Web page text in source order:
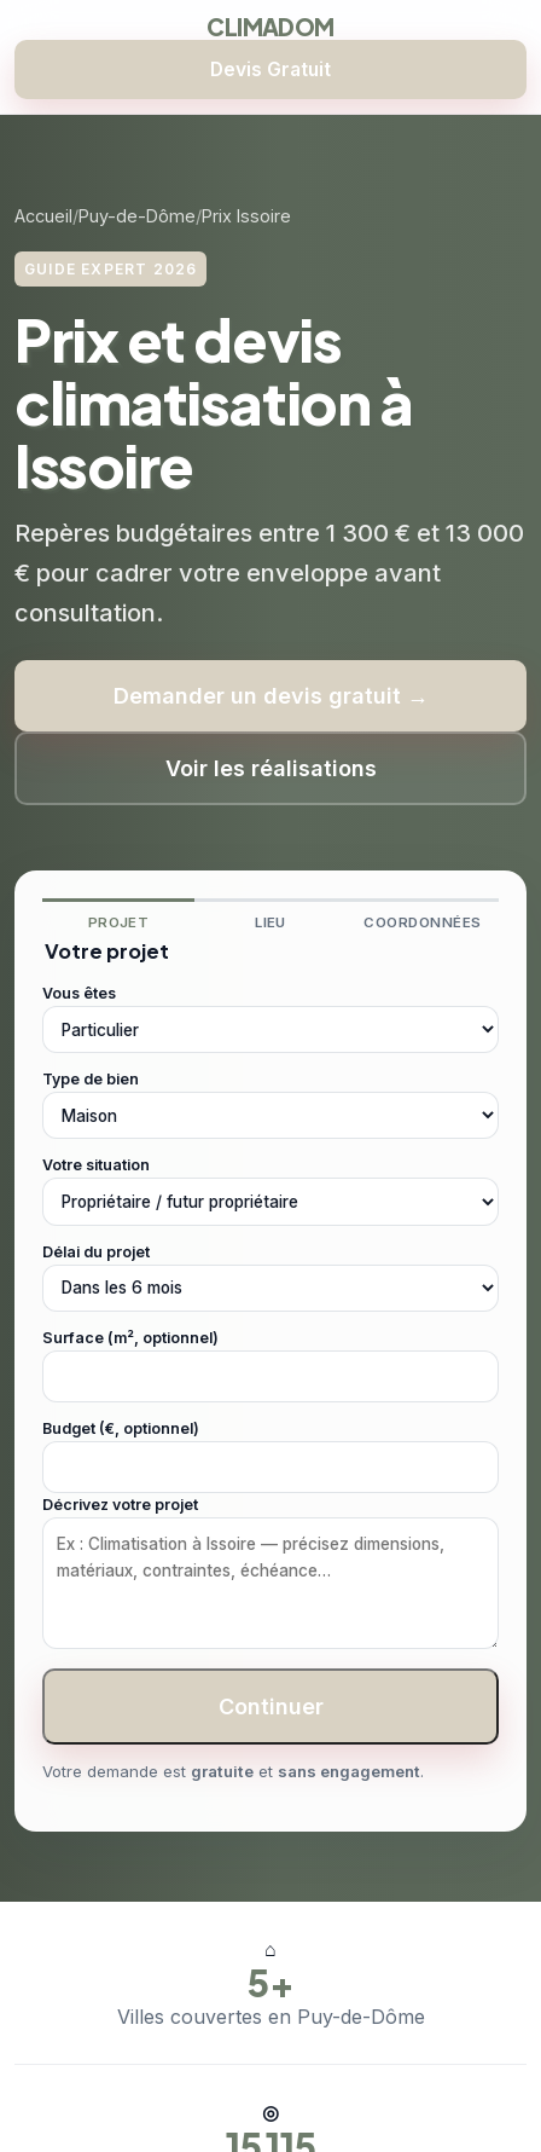
CLIMADOM
Devis Gratuit
Accueil Puy-de-Dôme Prix Issoire
GUIDE EXPERT 2026
Prix et devis
climatisation à
Issoire
Repères budgétaires entre 1 300 € et 13 000
€ pour cadrer votre enveloppe avant
consultation.
Demander un devis gratuit →
Voir les réalisations
PROJET LIEU COORDONNÉES
Votre projet
Vous êtes
Type de bien
Votre situation
Délai du projet
Surface (m², optionnel)
Budget (€, optionnel)
Décrivez votre projet
Continuer
Votre demande est gratuite et sans engagement.
⌂
5+
Villes couvertes en Puy-de-Dôme
◎